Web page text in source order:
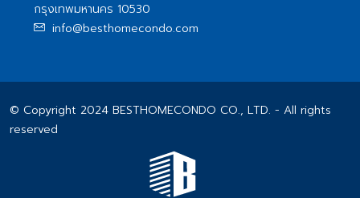
กรุงเทพมหานคร 10530
info@besthomecondo.com
© Copyright 2024 BESTHOMECONDO CO., LTD. - All rights
reserved